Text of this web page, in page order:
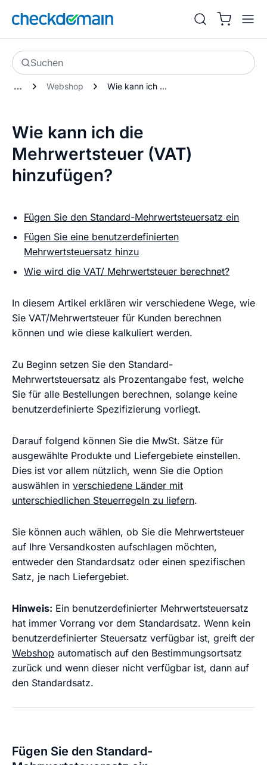
Suchen
Webshop Wie kann ich die Mehrwertsteuer (VAT) hinzufügen?
Wie kann ich die
Mehrwertsteuer (VAT)
hinzufügen?
Fügen Sie den Standard-Mehrwertsteuersatz ein
Fügen Sie eine benutzerdefinierten
Mehrwertsteuersatz hinzu
Wie wird die VAT/ Mehrwertsteuer berechnet?
In diesem Artikel erklären wir verschiedene Wege, wie
Sie VAT/Mehrwertsteuer für Kunden berechnen
können und wie diese kalkuliert werden.
Zu Beginn setzen Sie den Standard-
Mehrwertsteuersatz als Prozentangabe fest, welche
Sie für alle Bestellungen berechnen, solange keine
benutzerdefinierte Spezifizierung vorliegt.
Darauf folgend können Sie die MwSt. Sätze für
ausgewählte Produkte und Liefergebiete einstellen.
Dies ist vor allem nützlich, wenn Sie die Option
auswählen in verschiedene Länder mit
unterschiedlichen Steuerregeln zu liefern.
Sie können auch wählen, ob Sie die Mehrwertsteuer
auf Ihre Versandkosten aufschlagen möchten,
entweder den Standardsatz oder einen spezifischen
Satz, je nach Liefergebiet.
Hinweis: Ein benutzerdefinierter Mehrwertsteuersatz
hat immer Vorrang vor dem Standardsatz. Wenn kein
benutzerdefinierter Steuersatz verfügbar ist, greift der
Webshop automatisch auf den Bestimmungsortsatz
zurück und wenn dieser nicht verfügbar ist, dann auf
den Standardsatz.
Fügen Sie den Standard-